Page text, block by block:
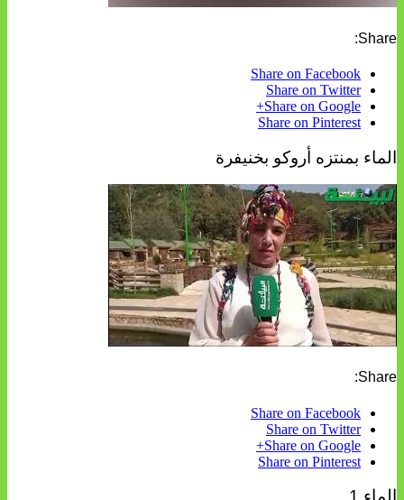
Share:
Share on Facebook
Share on Twitter
Share on Google+
Share on Pinterest
الماء بمنتزه أروكو بخنيفرة
Share:
Share on Facebook
Share on Twitter
Share on Google+
Share on Pinterest